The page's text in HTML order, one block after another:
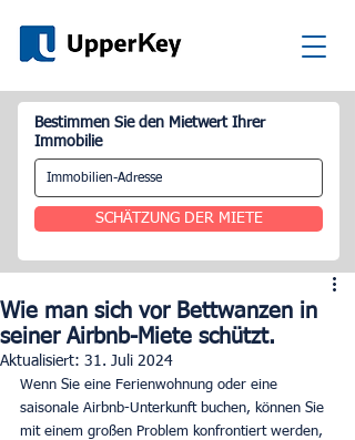
Bestimmen Sie den Mietwert Ihrer
Immobilie
SCHÄTZUNG DER MIETE
Wie man sich vor Bettwanzen in
seiner Airbnb-Miete schützt.
Aktualisiert: 31. Juli 2024
Wenn Sie eine Ferienwohnung oder eine
saisonale Airbnb-Unterkunft buchen, können Sie
mit einem großen Problem konfrontiert werden,